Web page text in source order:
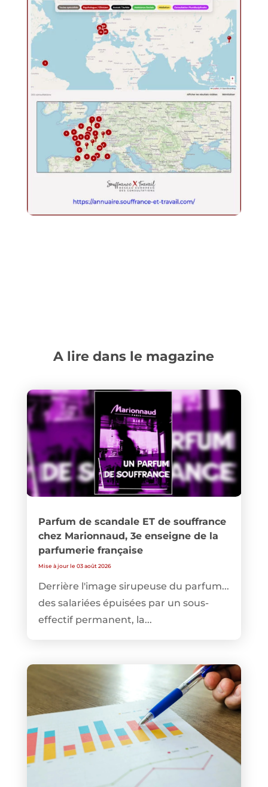
A lire dans le magazine
Parfum de scandale ET de souffrance
chez Marionnaud, 3e enseigne de la
parfumerie française
Mise à jour le 03 août 2026
Derrière l'image sirupeuse du parfum...
des salariées épuisées par un sous-
effectif permanent, la...